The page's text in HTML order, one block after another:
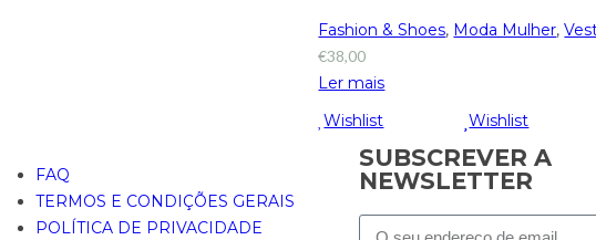
Fashion & Shoes, Moda Mulher,
€38,00
Ler mais
Wishlist
Wishlist
FAQ
TERMOS E CONDIÇÕES GERAIS
POLÍTICA DE PRIVACIDADE
SUBSCREVER A
NEWSLETTER